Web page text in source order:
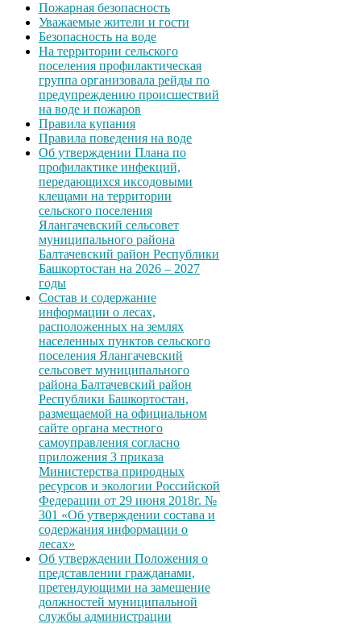
Пожарная безопасность
Уважаемые жители и гости
Безопасность на воде
На территории сельского
поселения профилактическая
группа организовала рейды по
предупреждению происшествий
на воде и пожаров
Правила купания
Правила поведения на воде
Об утверждении Плана по
профилактике инфекций,
передающихся иксодовыми
клещами на территории
сельского поселения
Ялангачевский сельсовет
муниципального района
Балтачевский район Республики
Башкортостан на 2026 – 2027
годы
Состав и содержание
информации о лесах,
расположенных на землях
населенных пунктов сельского
поселения Ялангачевский
сельсовет муниципального
района Балтачевский район
Республики Башкортостан,
размещаемой на официальном
сайте органа местного
самоуправления согласно
приложения 3 приказа
Министерства природных
ресурсов и экологии Российской
Федерации от 29 июня 2018г. №
301 «Об утверждении состава и
содержания информации о
лесах»
Об утверждении Положения о
представлении гражданами,
претендующими на замещение
должностей муниципальной
службы администрации